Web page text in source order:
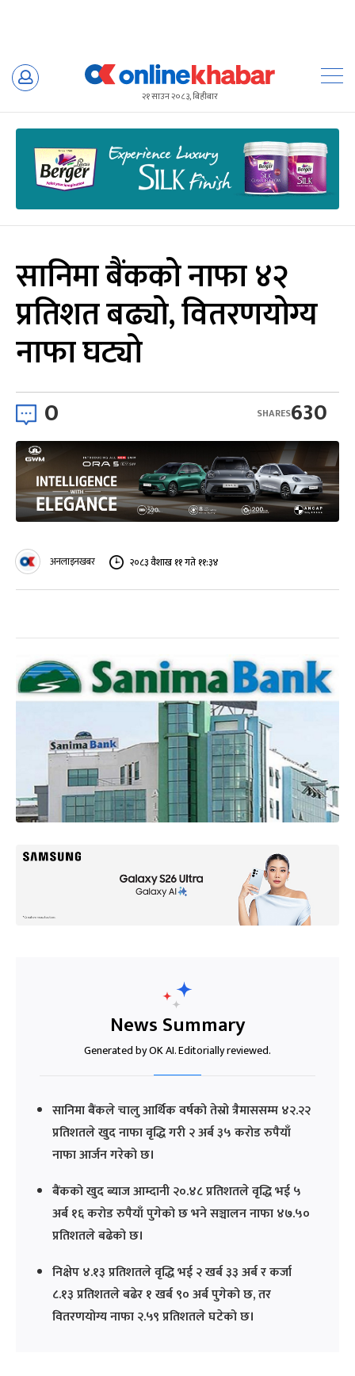
Skip
२१ साउन २०८३, बिहीबार
सानिमा बैंकको नाफा ४२
प्रतिशत बढ्यो, वितरणयोग्य
नाफा घट्यो
0 630
SHARES
अनलाइनखबर २०८३ वैशाख ११ गते ११:३४
News Summary
Generated by OK AI. Editorially reviewed.
सानिमा बैंकले चालु आर्थिक वर्षको तेस्रो त्रैमाससम्म ४२.२२
प्रतिशतले खुद नाफा वृद्धि गरी २ अर्ब ३५ करोड रुपैयाँ
नाफा आर्जन गरेको छ।
बैंकको खुद ब्याज आम्दानी २०.४८ प्रतिशतले वृद्धि भई ५
अर्ब १६ करोड रुपैयाँ पुगेको छ भने सञ्चालन नाफा ४७.५०
प्रतिशतले बढेको छ।
निक्षेप ४.१३ प्रतिशतले वृद्धि भई २ खर्ब ३३ अर्ब र कर्जा
८.१३ प्रतिशतले बढेर १ खर्ब ९० अर्ब पुगेको छ, तर
वितरणयोग्य नाफा २.५९ प्रतिशतले घटेको छ।